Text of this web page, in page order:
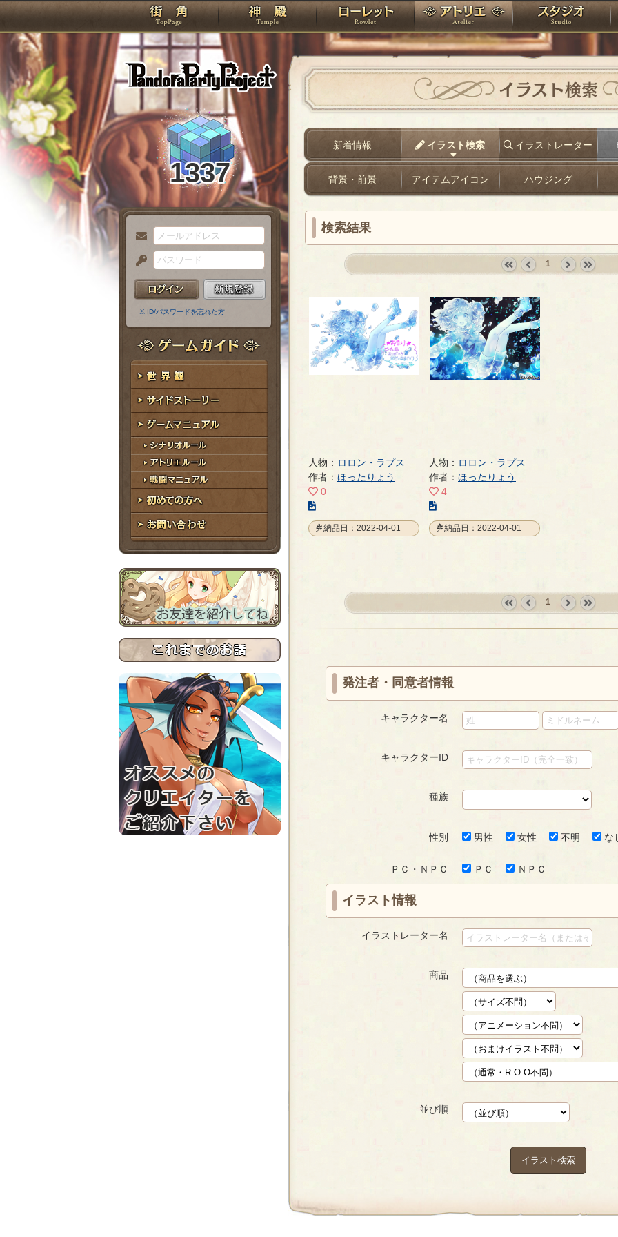
PandoraPartyProject
TOP 神殿 ローレット アトリエ
1337
メ
ー
ル
ア
ド
レ
ス
パ
ス
ー
ド
※ ID/パスワードを忘れた方
ゲームガイド
世界観
サイドストーリー
ゲームマニュアル
シナリオルール
アトリエルール
戦闘マニュアル
初めての方へ
お問い合わせ
イラスト検索
新着情報 イラスト検索 イラストレーター
背景・前景 アイテムアイコン ハウジング
検索結果
first prev
1
人物： ロロン・ラプス
作者： ほったりょう
0
の
イ
納品日：2022-04-01
人物： ロロン・ラプス
作者： ほったりょう
4
の
イ
の
納品日：2022-04-01
1
発注者・同意者情報
キャラクター名
キャラクターID
種族
性別 男性 女性 不明 な
ＰＣ・ＮＰＣ ＰＣ ＮＰＣ
イラスト情報
イラストレーター名
商品
並び順
イラスト検索